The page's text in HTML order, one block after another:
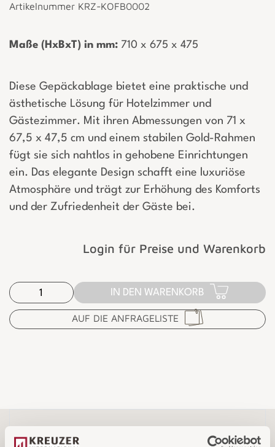
Artikelnummer KRZ-KOFB0002
Maße (HxBxT) in mm: ­ 710 x 675 x 475
Diese Gepäckablage bietet eine praktische und
ästhetische Lösung für Hotelzimmer und
Gästezimmer. Mit ihren Abmessungen von 71 x
67,5 x 47,5 cm und einem stabilen Gold-Rahmen
fügt sie sich nahtlos in gehobene Einrichtungen
ein. Das elegante Design schafft eine luxuriöse
Atmosphäre und trägt zur Erhöhung des Komforts
und der Zufriedenheit der Gäste bei.
Login für Preise und Warenkorb
IN DEN WARENKORB
AUF DIE ANFRAGELISTE
Funktionen